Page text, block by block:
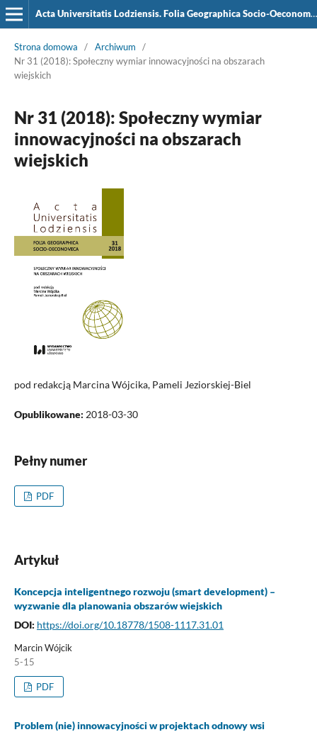
Acta Universitatis Lodziensis. Folia Geographica Socio-Oeconomica
Strona domowa / Archiwum
/
Nr 31 (2018): Społeczny wymiar innowacyjności na obszarach
wiejskich
Nr 31 (2018): Społeczny wymiar
innowacyjności na obszarach
wiejskich
pod redakcją Marcina Wójcika, Pameli Jeziorskiej-Biel
Opublikowane: 2018-03-30
Pełny numer
PDF
Artykuł
Koncepcja inteligentnego rozwoju (smart development) –
wyzwanie dla planowania obszarów wiejskich
DOI: https://doi.org/10.18778/1508-1117.31.01
Marcin Wójcik
5-15
PDF
Problem (nie) innowacyjności w projektach odnowy wsi